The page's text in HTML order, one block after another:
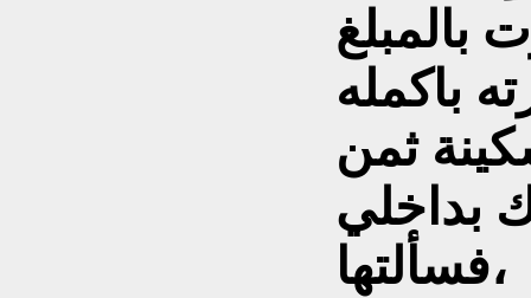
بالمبلغ
باكمله
ثمن
بداخلي
فسألتها،